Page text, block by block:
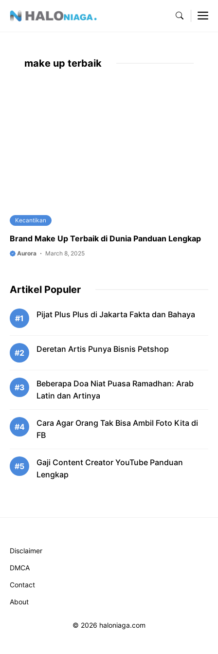
make up terbaik
Kecantikan
Brand Make Up Terbaik di Dunia Panduan Lengkap
Aurora March 8, 2025
Artikel Populer
#1 Pijat Plus Plus di Jakarta Fakta dan Bahaya
#2 Deretan Artis Punya Bisnis Petshop
#3
Beberapa Doa Niat Puasa Ramadhan: Arab
Latin dan Artinya
#4
Cara Agar Orang Tak Bisa Ambil Foto Kita di
FB
#5
Gaji Content Creator YouTube Panduan
Lengkap
Disclaimer
DMCA
Contact
About
© 2026 haloniaga.com